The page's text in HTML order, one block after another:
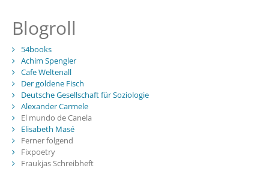
Blogroll
54books
Achim Spengler
Cafe Weltenall
Der goldene Fisch
Deutsche Gesellschaft für Soziologie
Alexander Carmele
El mundo de Canela
Elisabeth Masé
Ferner folgend
Fixpoetry
Fraukjas Schreibheft